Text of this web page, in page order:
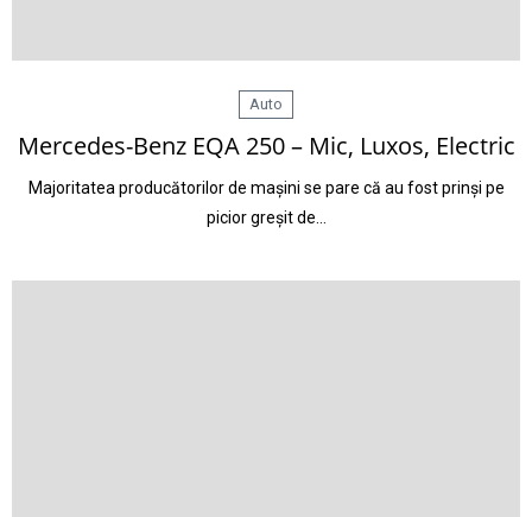
Auto
Mercedes-Benz EQA 250 – Mic, Luxos, Electric
Majoritatea producătorilor de mașini se pare că au fost prinși pe
picior greșit de…